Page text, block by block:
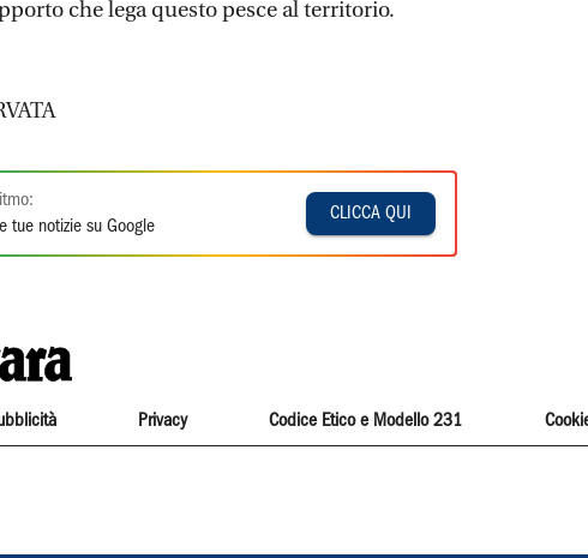
che lega questo pesce al territorio.
tue notizie su Google
CLICCA QUI
Privacy Codice Etico e Modello 231